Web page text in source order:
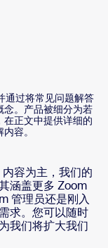
通过将常见问题解答
念。产品被细分为若
正文中提供详细的
容。
容为主，我们的
涵盖更多 Zoom
管理员还是刚入
求。您可以随时
我们将扩大我们